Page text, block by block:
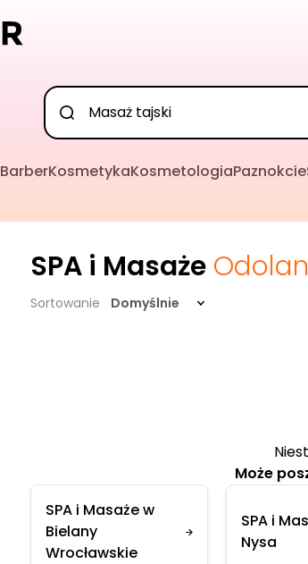
BarberKosmetykaKosmetologiaPaznokcie
SPA i Masaże
Sortowanie Domyślnie
Może
SPA i Masaże w
Bielany
Wrocławskie
SPA i
Nysa